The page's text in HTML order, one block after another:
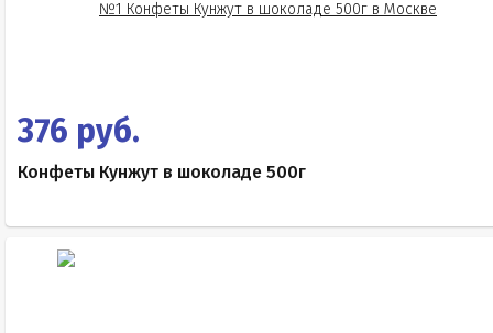
376 руб.
Конфеты Кунжут в шоколаде 500г